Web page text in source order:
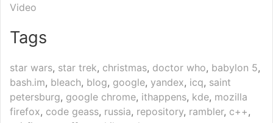
Video
Tags
star wars, star trek, christmas, doctor who, babylon 5,
bash.im, bleach, blog, google, yandex, icq, saint
petersburg, google chrome, ithappens, kde, mozilla
firefox, code geass, russia, repository, rambler, c++,